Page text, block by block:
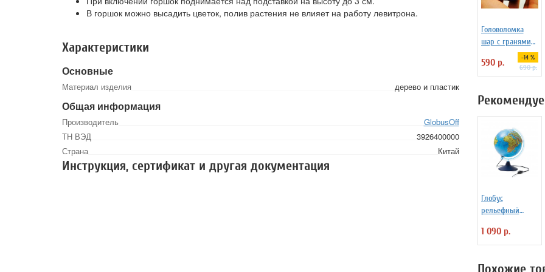
В горшок можно высадить цветок, полив растения не влияет на работу левитрона.
Характеристики
Основные
Материал изделия дерево и пластик
Общая информация
Производитель
GlobusOff
ТН ВЭД
3926400000
Страна
Китай
Инструкция, сертификат и другая документация
Головоломка
шар с гранями
590 р. -14 %
690 р.
Глобус
рельефный
политический с
подсветкой d=25
1 090 р.